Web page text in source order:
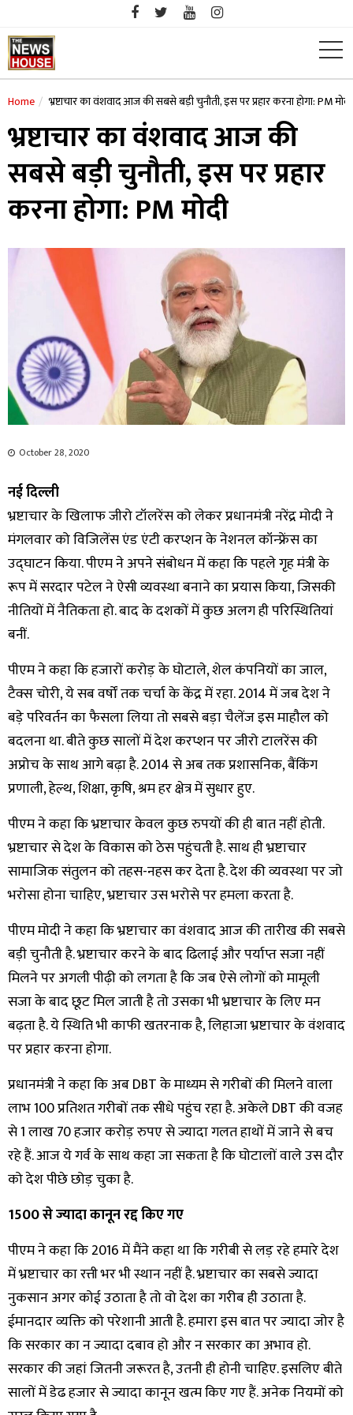
content
Home भ्रष्टाचार का वंशवाद आज की सबसे बड़ी चुनौती, इस पर प्रहार करना होगा: PM मोदी
भ्रष्टाचार का वंशवाद आज की
सबसे बड़ी चुनौती, इस पर प्रहार
करना होगा: PM मोदी
October 28, 2020
नई दिल्ली
भ्रष्टाचार के खिलाफ जीरो टॉलरेंस को लेकर प्रधानमंत्री नरेंद्र मोदी ने
मंगलवार को विजिलेंस एंड एंटी करप्शन के नेशनल कॉन्फ्रेंस का
उद्घाटन किया. पीएम ने अपने संबोधन में कहा कि पहले गृह मंत्री के
रूप में सरदार पटेल ने ऐसी व्यवस्था बनाने का प्रयास किया, जिसकी
नीतियों में नैतिकता हो. बाद के दशकों में कुछ अलग ही परिस्थितियां
बनीं.
पीएम ने कहा कि हजारों करोड़ के घोटाले, शेल कंपनियों का जाल,
टैक्स चोरी, ये सब वर्षों तक चर्चा के केंद्र में रहा. 2014 में जब देश ने
बड़े परिवर्तन का फैसला लिया तो सबसे बड़ा चैलेंज इस माहौल को
बदलना था. बीते कुछ सालों में देश करप्शन पर जीरो टालरेंस की
अप्रोच के साथ आगे बढ़ा है. 2014 से अब तक प्रशासनिक, बैंकिंग
प्रणाली, हेल्थ, शिक्षा, कृषि, श्रम हर क्षेत्र में सुधार हुए.
पीएम ने कहा कि भ्रष्टाचार केवल कुछ रुपयों की ही बात नहीं होती.
भ्रष्टाचार से देश के विकास को ठेस पहुंचती है. साथ ही भ्रष्टाचार
सामाजिक संतुलन को तहस-नहस कर देता है. देश की व्यवस्था पर जो
भरोसा होना चाहिए, भ्रष्टाचार उस भरोसे पर हमला करता है.
पीएम मोदी ने कहा कि भ्रष्टाचार का वंशवाद आज की तारीख की सबसे
बड़ी चुनौती है. भ्रष्टाचार करने के बाद ढिलाई और पर्याप्त सजा नहीं
मिलने पर अगली पीढ़ी को लगता है कि जब ऐसे लोगों को मामूली
सजा के बाद छूट मिल जाती है तो उसका भी भ्रष्टाचार के लिए मन
बढ़ता है. ये स्थिति भी काफी खतरनाक है, लिहाजा भ्रष्टाचार के वंशवाद
पर प्रहार करना होगा.
प्रधानमंत्री ने कहा कि अब DBT के माध्यम से गरीबों की मिलने वाला
लाभ 100 प्रतिशत गरीबों तक सीधे पहुंच रहा है. अकेले DBT की वजह
से 1 लाख 70 हजार करोड़ रुपए से ज्यादा गलत हाथों में जाने से बच
रहे हैं. आज ये गर्व के साथ कहा जा सकता है कि घोटालों वाले उस दौर
को देश पीछे छोड़ चुका है.
1500 से ज्यादा कानून रद्द किए गए
पीएम ने कहा कि 2016 में मैंने कहा था कि गरीबी से लड़ रहे हमारे देश
में भ्रष्टाचार का रत्ती भर भी स्थान नहीं है. भ्रष्टाचार का सबसे ज्यादा
नुकसान अगर कोई उठाता है तो वो देश का गरीब ही उठाता है.
ईमानदार व्यक्ति को परेशानी आती है. हमारा इस बात पर ज्यादा जोर है
कि सरकार का न ज्यादा दबाव हो और न सरकार का अभाव हो.
सरकार की जहां जितनी जरूरत है, उतनी ही होनी चाहिए. इसलिए बीते
सालों में डेढ हजार से ज्यादा कानून खत्म किए गए हैं. अनेक नियमों को